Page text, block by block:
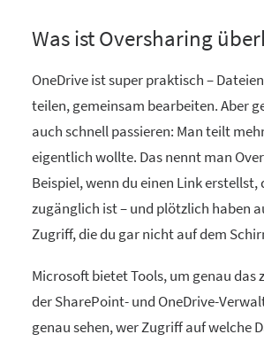
Was ist Oversharing
OneDrive ist super praktisch –
teilen, gemeinsam bearbeiten. Aber
auch schnell passieren: Man teilt
eigentlich wollte. Das nennt man
Beispiel, wenn du einen Link erstellst,
zugänglich ist – und plötzlich haben
Zugriff, die du gar nicht auf dem
Microsoft bietet Tools, um genau das
der SharePoint- und OneDrive-
genau sehen, wer Zugriff auf welche